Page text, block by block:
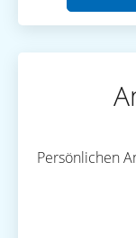
Persönlichen